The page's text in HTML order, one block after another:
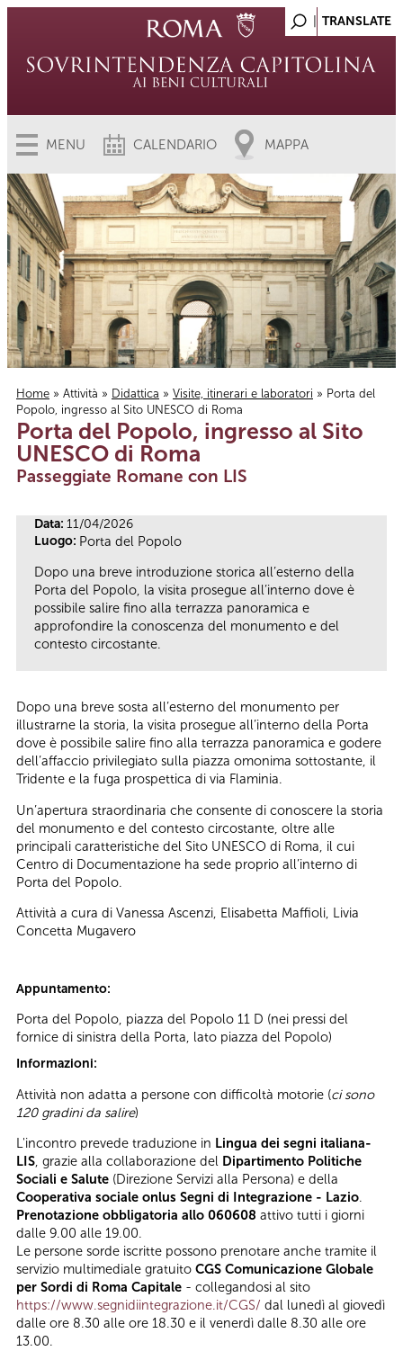
MENU CALENDARIO MAPPA
Tu sei qui
Home » Attività » Didattica » Visite, itinerari e laboratori » Porta del
Popolo, ingresso al Sito UNESCO di Roma
Porta del Popolo, ingresso al Sito
UNESCO di Roma
Passeggiate Romane con LIS
Data: 11/04/2026
Luogo: Porta del Popolo
Dopo una breve introduzione storica all’esterno della
Porta del Popolo, la visita prosegue all’interno dove è
possibile salire fino alla terrazza panoramica e
approfondire la conoscenza del monumento e del
contesto circostante.
Dopo una breve sosta all’esterno del monumento per
illustrarne la storia, la visita prosegue all’interno della Porta
dove è possibile salire fino alla terrazza panoramica e godere
dell’affaccio privilegiato sulla piazza omonima sottostante, il
Tridente e la fuga prospettica di via Flaminia.
Un’apertura straordinaria che consente di conoscere la storia
del monumento e del contesto circostante, oltre alle
principali caratteristiche del Sito UNESCO di Roma, il cui
Centro di Documentazione ha sede proprio all’interno di
Porta del Popolo.
Attività a cura di Vanessa Ascenzi, Elisabetta Maffioli, Livia
Concetta Mugavero
Appuntamento:
Porta del Popolo, piazza del Popolo 11 D (nei pressi del
fornice di sinistra della Porta, lato piazza del Popolo)
Informazioni:
Attività non adatta a persone con difficoltà motorie (ci sono
120 gradini da salire)
L'incontro prevede traduzione in Lingua dei segni italiana-
LIS, grazie alla collaborazione del Dipartimento Politiche
Sociali e Salute (Direzione Servizi alla Persona) e della
Cooperativa sociale onlus Segni di Integrazione - Lazio.
Prenotazione obbligatoria allo 060608 attivo tutti i giorni
dalle 9.00 alle 19.00.
Le persone sorde iscritte possono prenotare anche tramite il
servizio multimediale gratuito CGS Comunicazione Globale
per Sordi di Roma Capitale - collegandosi al sito
https://www.segnidiintegrazione.it/CGS/ dal lunedì al giovedì
dalle ore 8.30 alle ore 18.30 e il venerdì dalle 8.30 alle ore
13.00.